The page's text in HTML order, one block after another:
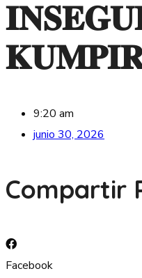
9:20 am
junio 30, 2026
Compartir
Facebook